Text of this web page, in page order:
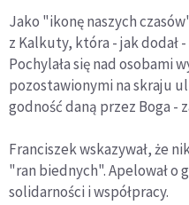
Jako "ikonę naszych
z Kalkuty, która - jak dodał
Pochylała się nad osobami
pozostawionymi na skraju
godność daną przez Boga -
Franciszek wskazywał, że
"ran biednych". Apelował o
solidarności i współpracy.